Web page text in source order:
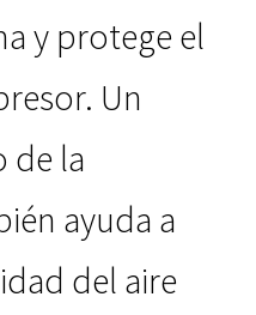
y protege el
Un
de la
ayuda a
del aire